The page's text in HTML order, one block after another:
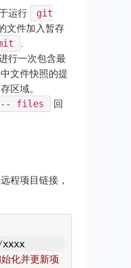
运行
git
文件加入暂存
行一次包含最
文件快照的提
区域。
-- files
回
程项目链接，
xxxx
化并更新项